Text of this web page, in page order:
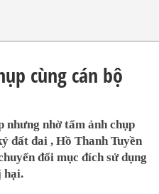
cùng cán bộ
nhưng nhờ tấm ảnh chụp
đất đai , Hồ Thanh Tuyền
đổi mục đích sử dụng
hại.